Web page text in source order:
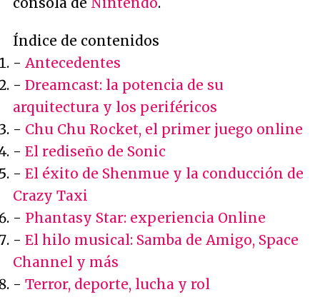
Índice de contenidos
- Antecedentes
- Dreamcast: la potencia de su
arquitectura y los periféricos
- Chu Chu Rocket, el primer juego online
- El rediseño de Sonic
- El éxito de Shenmue y la conducción de
Crazy Taxi
- Phantasy Star: experiencia Online
- El hilo musical: Samba de Amigo, Space
Channel y más
- Terror, deporte, lucha y rol